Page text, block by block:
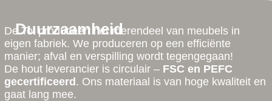
Duurzaamheid
De Tol produceert het merendeel van meubels in
eigen fabriek. We produceren op een efficiënte
manier; afval en verspilling wordt tegengegaan!
De hout leverancier is circulair – FSC en PEFC
gecertificeerd . Ons materiaal is van hoge kwaliteit en
gaat lang mee.